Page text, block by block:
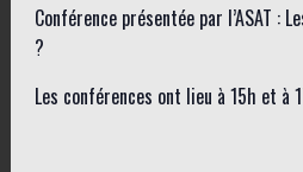
Conférence présentée par l’ASAT :
?
Les conférences ont lieu à 15h et à